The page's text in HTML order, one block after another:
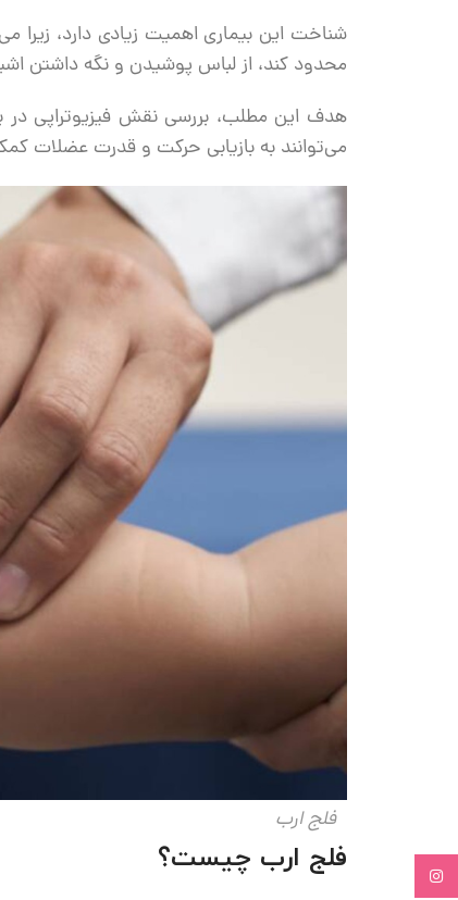
شناخت این بیماری اهمیت زیادی دارد، زیرا
محدود کند، از لباس پوشیدن و نگه داشتن
هدف این مطلب، بررسی نقش فیزیوتراپی
می‌توانند به بازیابی حرکت و قدرت عضلات
فلج ارب
فلج ارب چیست؟